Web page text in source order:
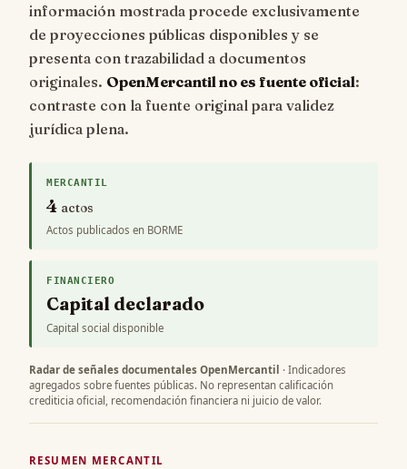
información mostrada procede exclusivamente
de proyecciones públicas disponibles y se
presenta con trazabilidad a documentos
originales. OpenMercantil no es fuente oficial:
contraste con la fuente original para validez
jurídica plena.
MERCANTIL
4 actos
Actos publicados en BORME
FINANCIERO
Capital declarado
Capital social disponible
Radar de señales documentales OpenMercantil · Indicadores
agregados sobre fuentes públicas. No representan calificación
crediticia oficial, recomendación financiera ni juicio de valor.
RESUMEN MERCANTIL